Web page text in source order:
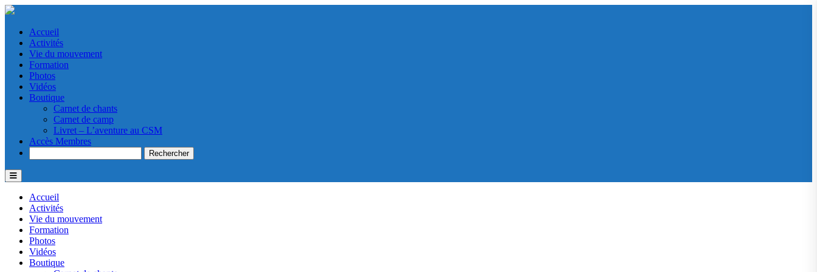
Accueil
Activités
Vie du mouvement
Formation
Photos
Vidéos
Boutique
Carnet de chants
Carnet de camp
Livret – L’aventure au CSM
Accès Membres
Accueil
Activités
Vie du mouvement
Formation
Photos
Vidéos
Boutique